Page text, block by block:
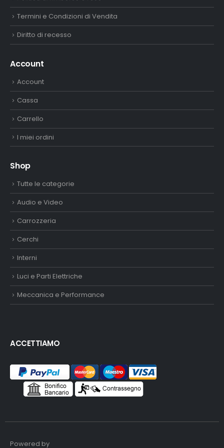
Termini e Condizioni di Vendita
Diritto di recesso
Account
Account
Cassa
Carrello
I miei ordini
Shop
Tutte le categorie
Audio e Video
Carrozzeria
Cerchi
Interni
Luci e Parti Elettriche
Meccanica e Performance
ACCETTIAMO
Powered by